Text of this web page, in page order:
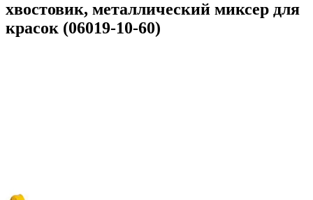
хвостовик, металлический миксер для
красок (06019-10-60)